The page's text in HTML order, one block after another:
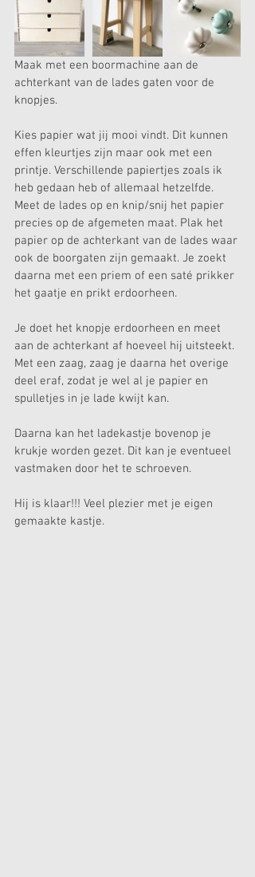
Maak met een boormachine aan de
achterkant van de lades gaten voor de
knopjes.
Kies papier wat jij mooi vindt. Dit kunnen
effen kleurtjes zijn maar ook met een
printje. Verschillende papiertjes zoals ik
heb gedaan heb of allemaal hetzelfde.
Meet de lades op en knip/snij het papier
precies op de afgemeten maat. Plak het
papier op de achterkant van de lades waar
ook de boorgaten zijn gemaakt. Je zoekt
daarna met een priem of een saté prikker
het gaatje en prikt erdoorheen.
Je doet het knopje erdoorheen en meet
aan de achterkant af hoeveel hij uitsteekt.
Met een zaag, zaag je daarna het overige
deel eraf, zodat je wel al je papier en
spulletjes in je lade kwijt kan.
Daarna kan het ladekastje bovenop je
krukje worden gezet. Dit kan je eventueel
vastmaken door het te schroeven.
Hij is klaar!!! Veel plezier met je eigen
gemaakte kastje.